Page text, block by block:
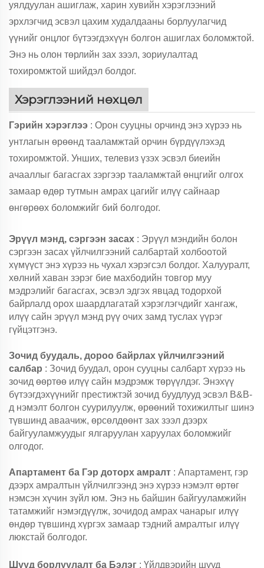
уялдуулан ашиглаж, харин хувийн хэрэглээний
эрхлэгчид эсвэл цахим худалдааны борлуулагчид
үүнийг онцлог бүтээгдэхүүн болгон ашиглах боломжтой.
Энэ нь олон төрлийн зах зээл, зориулалтад
тохиромжтой шийдэл болдог.
Хэрэглээний нөхцөл
Гэрийн хэрэглээ : Орон сууцны орчинд энэ хүрээ нь
унтлагын өрөөнд тааламжтай орчин бүрдүүлэхэд
тохиромжтой. Унших, телевиз үзэх эсвэл биеийн
ачааллыг багасгах зэргээр тааламжтай өнцгийг олгох
замаар өдөр тутмын амрах цагийг илүү сайнаар
өнгөрөөх боломжийг бий болгодог.
Эрүүл мэнд, сэргээн засах : Эрүүл мэндийн болон
сэргээн засах үйлчилгээний салбартай холбоотой
хүмүүст энэ хүрээ нь чухал хэрэгсэл болдог. Халууралт,
хөлний хаван зэрэг бие махбодийн товгор муу
мэдрэлийг багасгах, эсвэл эдгэх явцад тодорхой
байрлалд орох шаардлагатай хэрэглэгчдийг хангаж,
илүү сайн эрүүл мэнд рүү очих замд туслах үүрэг
гүйцэтгэнэ.
Зочид буудаль, дороо байрлах үйлчилгээний
салбар : Зочид буудал, орон сууцны салбарт хүрээ нь
зочид өөртөө илүү сайн мэдрэмж төрүүлдэг. Энэхүү
бүтээгдэхүүнийг престижтэй зочид буудлууд эсвэл B&B-
д нэмэлт болгон суурилуулж, өрөөний тохижилтыг шинэ
түвшинд аваачиж, өрсөлдөөнт зах зээл дээрх
байгууламжуудыг ялгаруулан харуулах боломжийг
олгодог.
Апартамент ба Гэр доторх амралт : Апартамент, гэр
дээрх амралтын үйлчилгээнд энэ хүрээ нэмэлт өртөг
нэмсэн хүчин зүйл юм. Энэ нь байшин байгууламжийн
татамжийг нэмэгдүүлж, зочидод амрах чанарыг илүү
өндөр түвшинд хүргэх замаар тэдний амралтыг илүү
люкстай болгодог.
Шууд борлуулалт ба Бэлэг : Үйлдвэрийн шууд